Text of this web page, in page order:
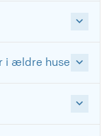
i ældre huse